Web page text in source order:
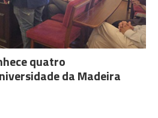
quatro
da Madeira